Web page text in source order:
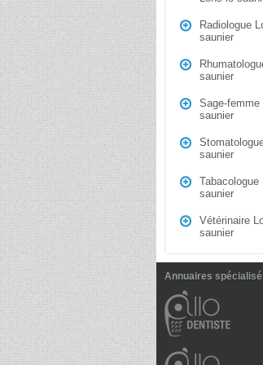
Radiologue
saunier
saunier
Sage-femme
saunier
saunier
Tabacologue
saunier
Vétérinaire
saunier
Annuaires